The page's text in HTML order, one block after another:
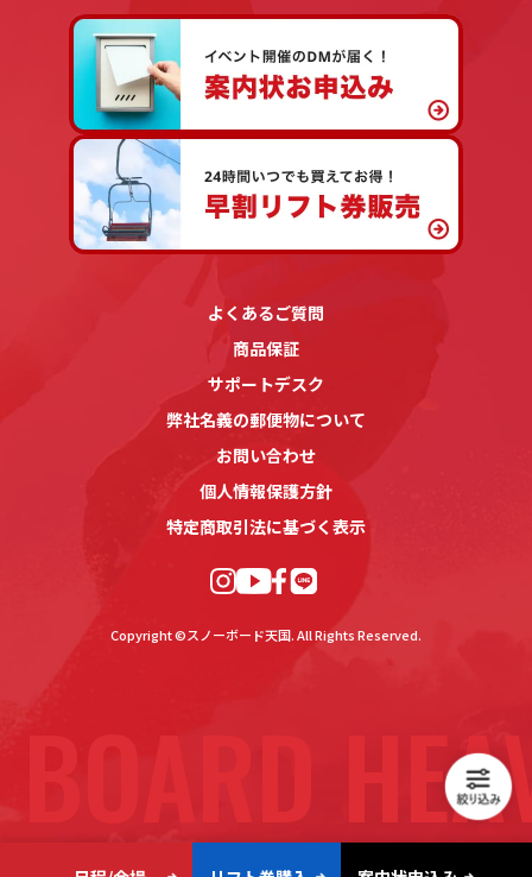
よくあるご質問
商品保証
サポートデスク
弊社名義の郵便物について
お問い合わせ
個人情報保護方針
特定商取引法に基づく表示
Copyright ©スノーボード天国. All Rights Reserved.